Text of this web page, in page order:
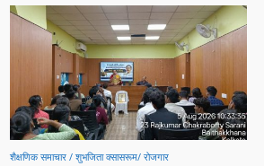
शैक्षणिक समाचार / शुभजिता क्सासरूम/ रोजगार